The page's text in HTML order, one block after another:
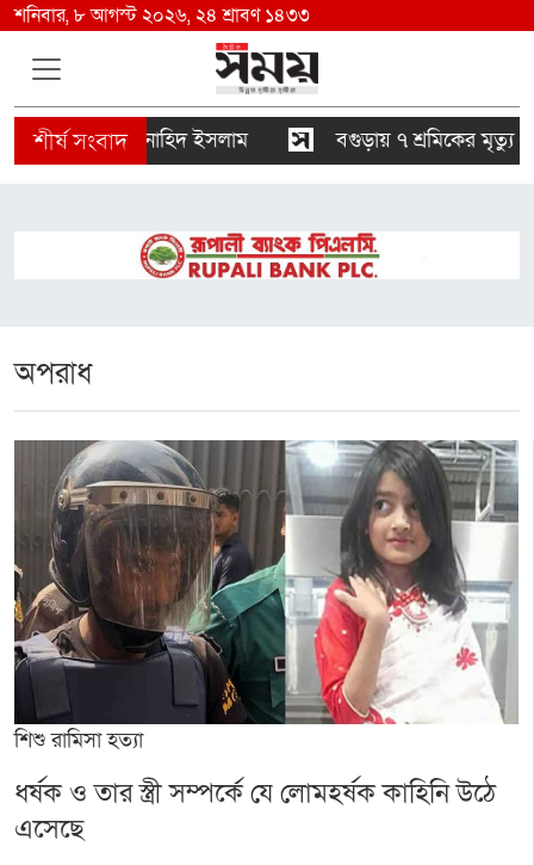
শনিবার, ৮ আগস্ট ২০২৬, ২৪ শ্রাবণ ১৪৩৩
হবে : নাহিদ ইসলাম বগুড়ায় ৭ শ্রমিকের মৃত্যু :
অপরাধ
শিশু রামিসা হত্যা
ধর্ষক ও তার স্ত্রী সম্পর্কে যে লোমহর্ষক কাহিনি উঠে
এসেছে